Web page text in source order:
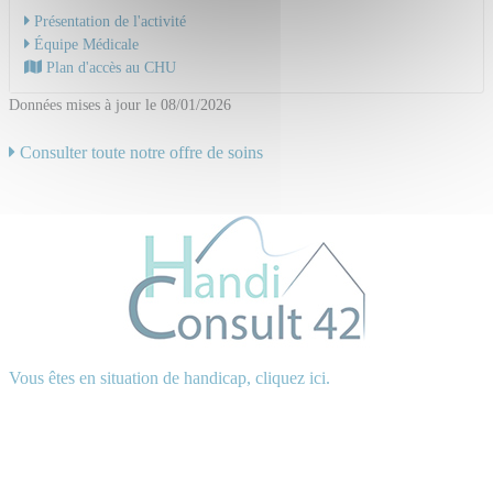
Présentation de l'activité
Équipe Médicale
Plan d'accès au CHU
Données mises à jour le 08/01/2026
Consulter toute notre offre de soins
Vous êtes en situation de handicap, cliquez ici.